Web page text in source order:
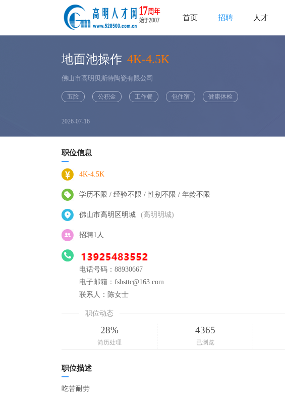
首页 招聘 人才
地面池操作 4K-4.5K
佛山市高明贝斯特陶瓷有限公司
五险 公积金 工作餐 包住宿 健康体检
2026-07-16
职位信息
4K-4.5K
学历不限 / 经验不限 / 性别不限 / 年龄不限
佛山市高明区明城 (高明明城)
招聘1人
电话号码：88930667
电子邮箱：fsbsttc@163.com
联系人：陈女士
职位动态
28%
简历处理
4365
已浏览
职位描述
吃苦耐劳